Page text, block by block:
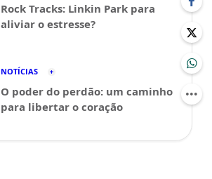
Rock Tracks: Linkin Park para
aliviar o estresse?
NOTÍCIAS
O poder do perdão: um caminho
para libertar o coração